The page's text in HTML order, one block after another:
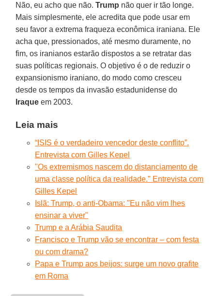
Não, eu acho que não.Trump não quer ir tão longe.
Mais simplesmente, ele acredita que pode usar em
seu favor a extrema fraqueza econômica iraniana. Ele
acha que, pressionados, até mesmo duramente, no
fim, os iranianos estarão dispostos a se retratar das
suas políticas regionais. O objetivo é o de reduzir o
expansionismo iraniano, do modo como cresceu
desde os tempos da invasão estadunidense do
Iraque em 2003.
Leia mais
“ISIS é o verdadeiro vencedor deste conflito”.
Entrevista com Gilles Kepel
"Os extremismos nascem do distanciamento de
uma classe política da realidade." Entrevista com
Gilles Kepel
Islã: Trump, o anti-Obama: "Eu não vim lhes
ensinar a viver"
Trump e a Arábia Saudita
Francisco e Trump vão se encontrar – com festa
ou com drama?
Papa e Trump aos beijos: surge um novo grafite
em Roma